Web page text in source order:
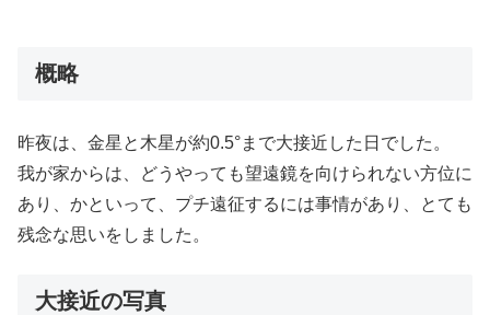
概略
昨夜は、金星と木星が約0.5°まで大接近した日でした。
我が家からは、どうやっても望遠鏡を向けられない方位に
あり、かといって、プチ遠征するには事情があり、とても
残念な思いをしました。
大接近の写真